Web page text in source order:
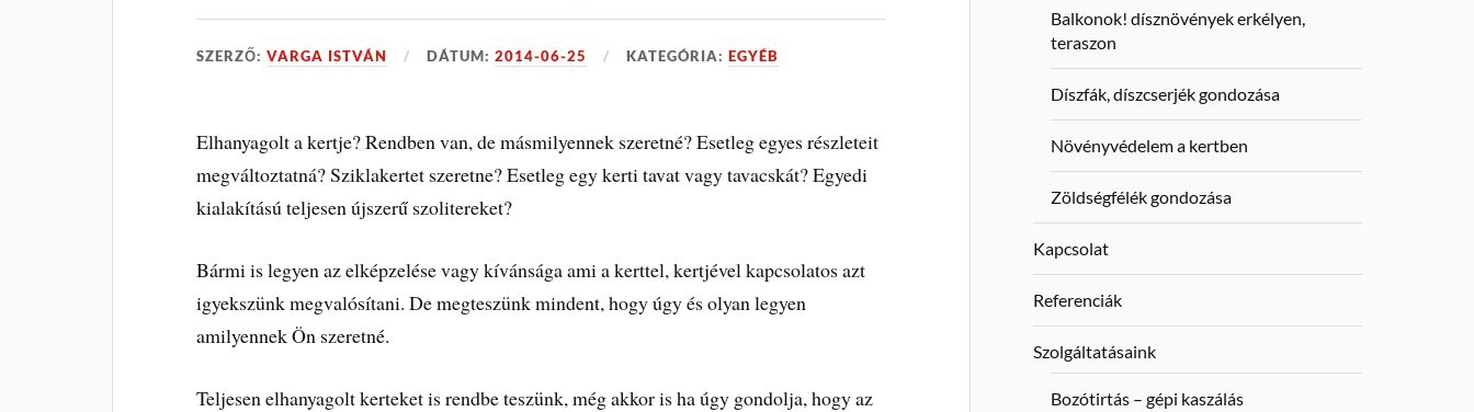
SZERZŐ:VARGA ISTVÁN DÁTUM:2014-06-25 KATEGÓRIA:EGYÉB
Elhanyagolt a kertje? Rendben van, de másmilyennek szeretné? Esetleg egyes részleteit
megváltoztatná? Sziklakertet szeretne? Esetleg egy kerti tavat vagy tavacskát? Egyedi
kialakítású teljesen újszerű szolitereket?
Bármi is legyen az elképzelése vagy kívánsága ami a kerttel, kertjével kapcsolatos azt
igyekszünk megvalósítani. De megteszünk mindent, hogy úgy és olyan legyen
amilyennek Ön szeretné.
Teljesen elhanyagolt kerteket is rendbe teszünk, még akkor is ha úgy gondolja, hogy az
Balkonok! dísznövények erkélyen,
teraszon
Díszfák, díszcserjék gondozása
Növényvédelem a kertben
Zöldségfélék gondozása
Kapcsolat
Referenciák
Szolgáltatásaink
Bozótirtás – gépi kaszálás